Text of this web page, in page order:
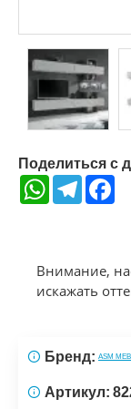
Поделиться с
WhatsAppTelegram
Внимание,
искажать
Бренд: ASM
Артикул: